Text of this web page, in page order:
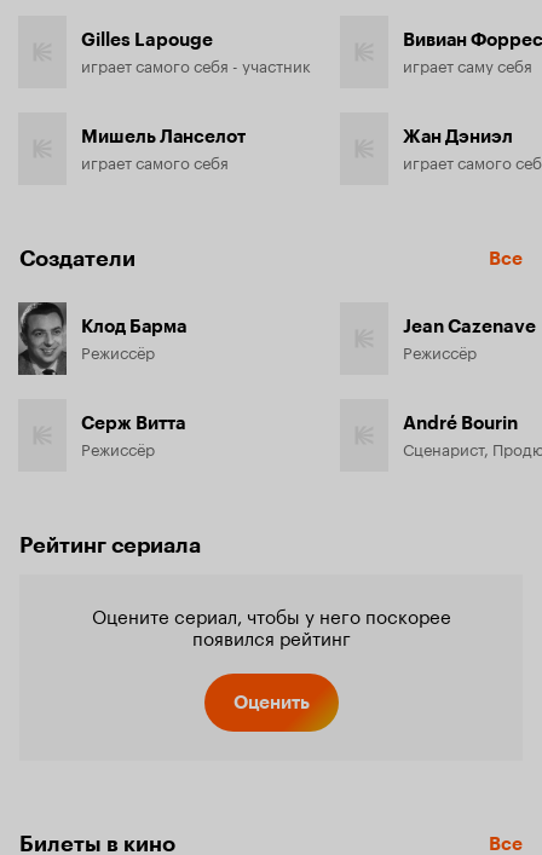
Gilles Lapouge
играет самого себя - участник
Мишель Ланселот
играет самого себя
Вивиан
играет саму себя
Жан Дэниэл
играет самого
Создатели Все
Клод Барма
Режиссёр
Серж Витта
Режиссёр
Jean Cazenave
Режиссёр
André Bourin
Сценарист,
Рейтинг сериала
Оцените сериал, чтобы у него поскорее
появился рейтинг
Оценить
Билеты в кино Все